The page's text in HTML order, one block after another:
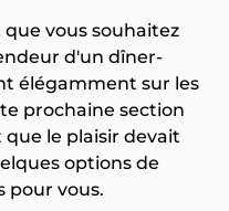
vous souhaitez
d'un dîner-
élégamment sur les
prochaine section
le plaisir devait
options de
pour vous.